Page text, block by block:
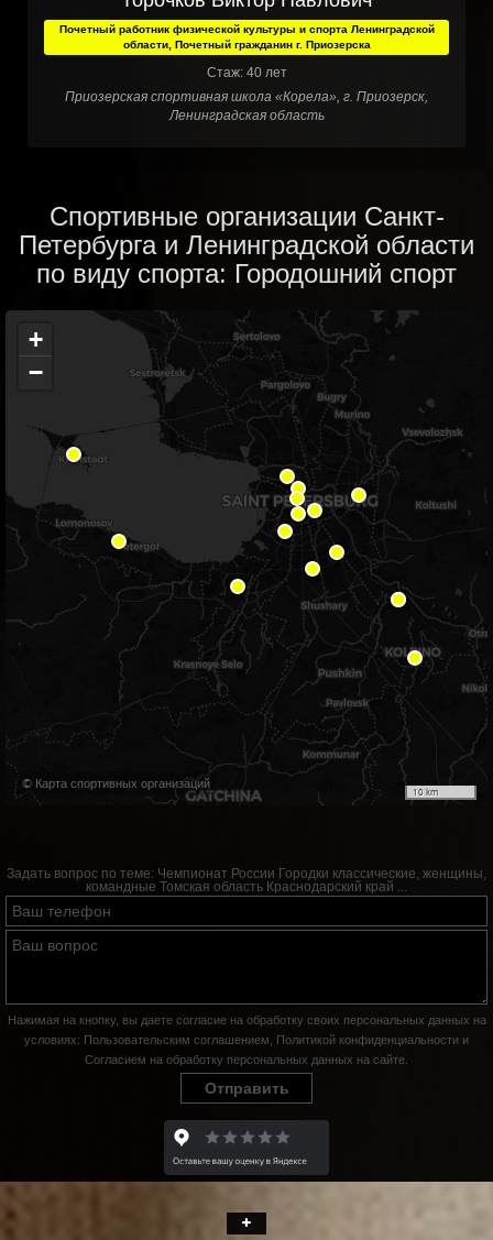
Почетный работник физической культуры и спорта Ленинградской
области, Почетный гражданин г. Приозерска
Стаж: 40 лет
Приозерская спортивная школа «Корела», г. Приозерск,
Ленинградская область
Спортивные организации Санкт-
Петербурга и Ленинградской области
по виду спорта: Городошний спорт
+
−
© Карта спортивных организаций
10 km
Задать вопрос по теме: Чемпионат России Городки классические, женщины,
командные Томская область Краснодарский край ...
Нажимая на кнопку, вы даете согласие на обработку своих персональных данных на
условиях: Пользовательским соглашением Политикой конфиденциальности и
Согласием на обработку персональных данных на сайте
Отправить